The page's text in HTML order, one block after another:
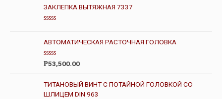
е
н
к
0
и
з
5
ЗАКЛЕПКА ВЫТЯЖНАЯ 7337
ц
е
н
к
а
0
и
5
АВТОМАТИЧЕСКАЯ РАСТОЧНАЯ ГОЛОВКА
О
е
н
к
а
Р53,500.00
ТИТАНОВЫЙ ВИНТ С ПОТАЙНОЙ ГОЛОВКОЙ СО
ШЛИЦЕМ DIN 963